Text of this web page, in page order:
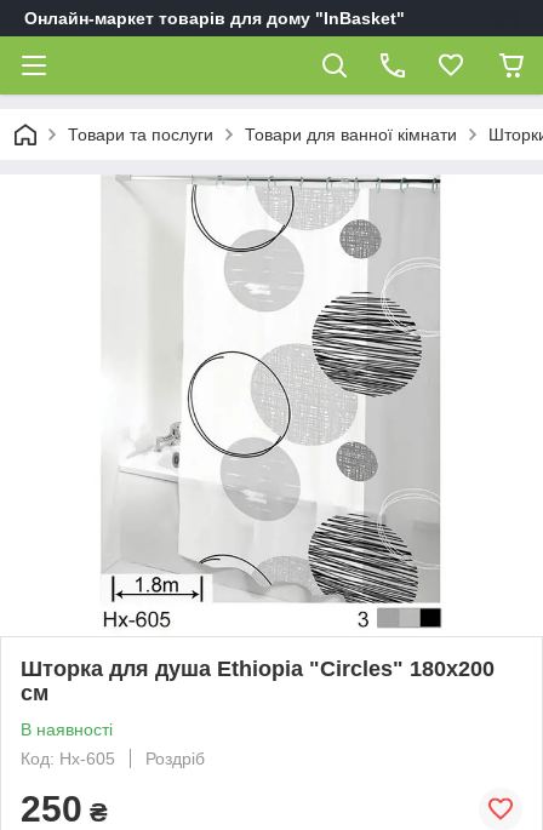
Онлайн-маркет товарів для дому "InBasket"
Товари та послуги Товари для ванної кімнати
Шторка для душа Ethiopia "Circles" 180х200
см
В наявності
Код: Hx-605
Роздріб
250 ₴